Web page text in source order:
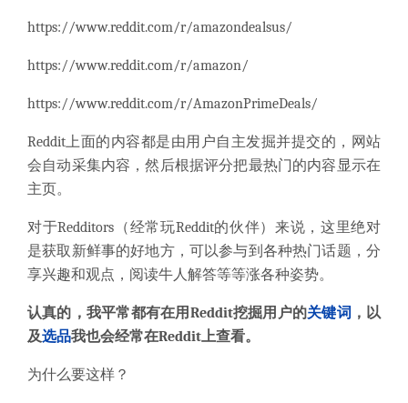
https://www.reddit.com/r/amazondealsus/
https://www.reddit.com/r/amazon/
https://www.reddit.com/r/AmazonPrimeDeals/
Reddit上面的内容都是由用户自主发掘并提交的，网站
会自动采集内容，然后根据评分把最热门的内容显示在
主页。
对于Redditors（经常玩Reddit的伙伴）来说，这里绝对
是获取新鲜事的好地方，可以参与到各种热门话题，分
享兴趣和观点，阅读牛人解答等等涨各种姿势。
认真的，我平常都有在用Reddit挖掘用户的关键词 ，以
及选品我也会经常在Reddit上查看。
为什么要这样？